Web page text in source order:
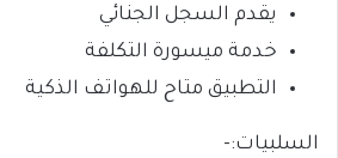
يقدم السجل الجنائي
خدمة ميسورة التكلفة
التطبيق متاح للهواتف الذكية
السلبيات:-